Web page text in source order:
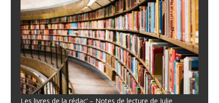
Les livres de la rédac’ – Notes de lecture de Julie